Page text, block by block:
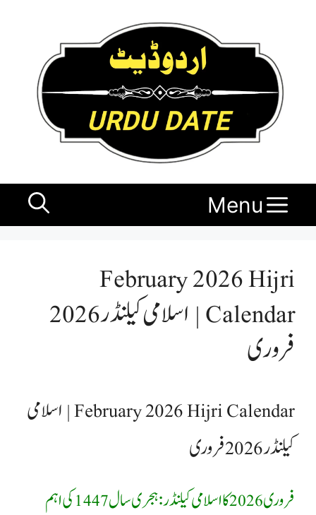
Menu
February 2026 Hijri
Calendar | اسلامی کیلنڈر 2026
فروری
February 2026 Hijri Calendar | اسلامی
کیلنڈر 2026 فروری
فروری 2026 کا اسلامی کیلنڈر: ہجری سال 1447 کی اہم